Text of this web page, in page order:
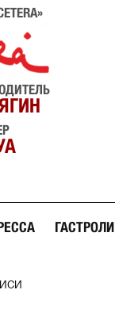
ГАСТРОЛИ